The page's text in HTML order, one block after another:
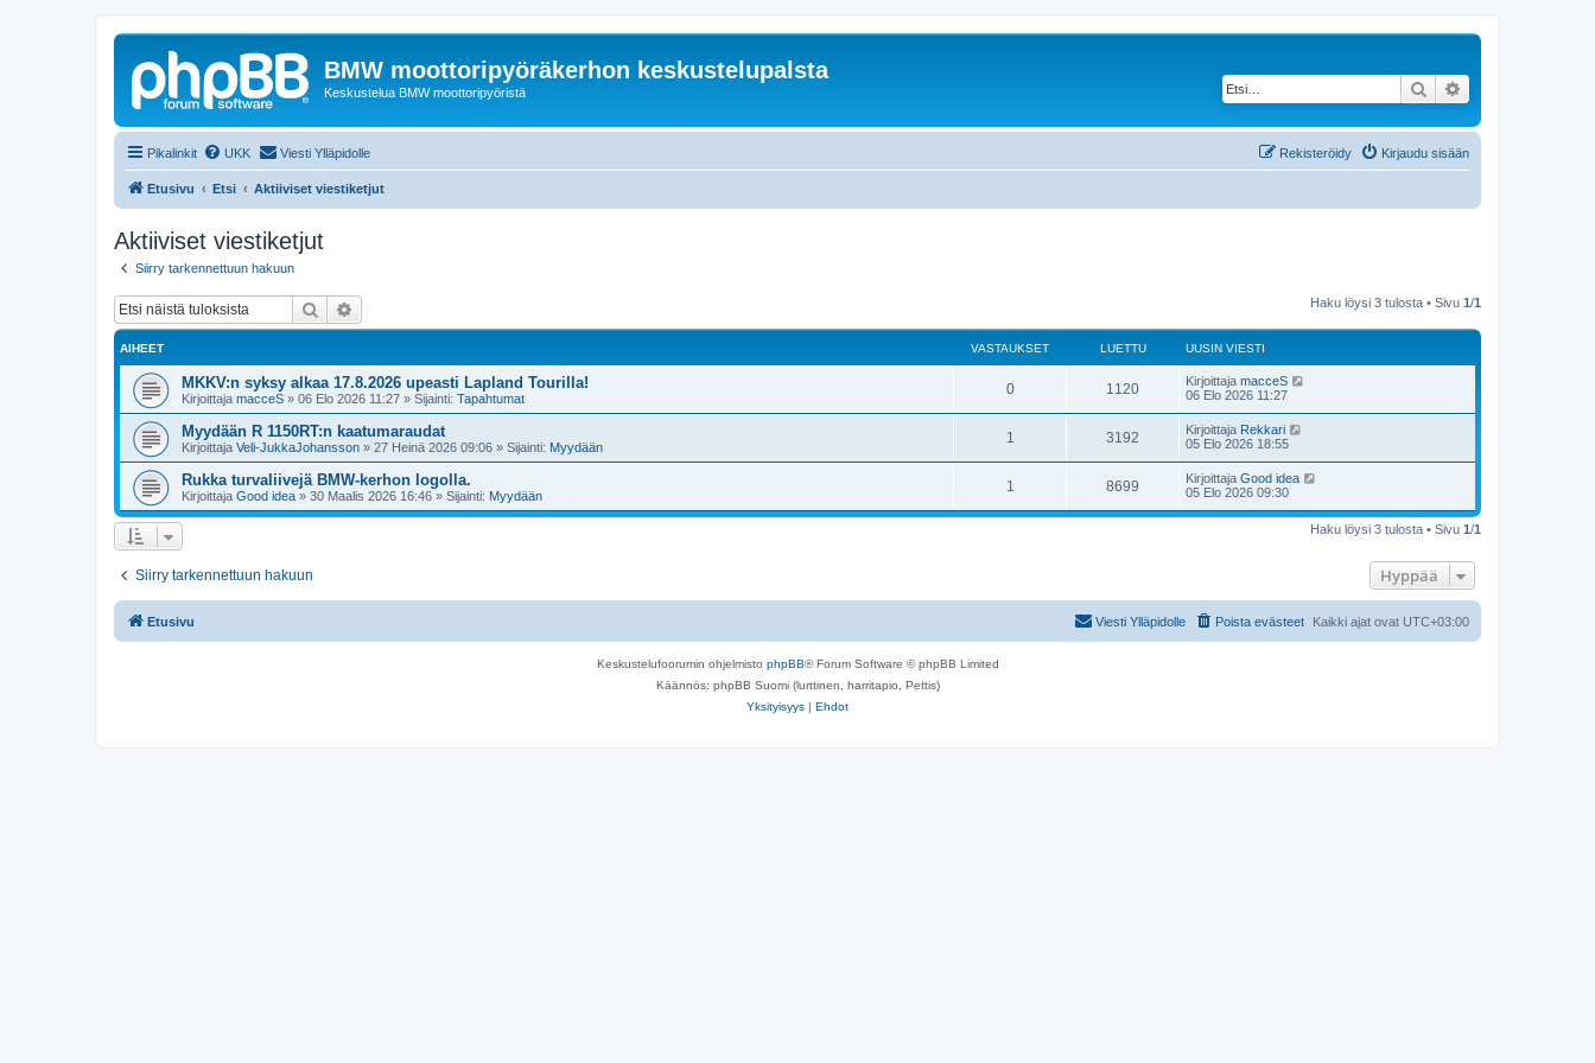
BMW moottoripyöräkerhon keskustelupalsta
Keskustelua BMW moottoripyöristä Etsi
Pikalinkit UKK Viesti Ylläpidolle Kirjaudu sisään
Rekisteröidy
Etusivu Etsi Aktiiviset viestiketjut
Aktiiviset viestiketjut
Siirry tarkennettuun hakuun
Etsi Haku löysi 3 tulosta • Sivu 1/1
AIHEET VASTAUKSET LUETTU UUSIN VIESTI
MKKV:n syksy alkaa 17.8.2026 upeasti Lapland Tourilla!
Kirjoittaja macceS » 06 Elo 2026 11:27 » Sijainti: Tapahtumat
0 1120 Kirjoittaja macceS
06 Elo 2026 11:27
Myydään R 1150RT:n kaatumaraudat
Kirjoittaja Veli-JukkaJohansson » 27 Heinä 2026 09:06 » Sijainti: Myydään
1 3192 Kirjoittaja Rekkari
05 Elo 2026 18:55
Rukka turvaliivejä BMW-kerhon logolla.
Kirjoittaja Good idea » 30 Maalis 2026 16:46 » Sijainti: Myydään
1 8699 Kirjoittaja Good idea
05 Elo 2026 09:30
Haku löysi 3 tulosta • Sivu 1/1
Siirry tarkennettuun hakuun Hyppää
Etusivu Kaikki ajat ovat UTC+03:00
Poista evästeet
Viesti Ylläpidolle
Keskustelufoorumin ohjelmisto phpBB® Forum Software © phpBB Limited
Käännös: phpBB Suomi (lurttinen, harritapio, Pettis)
Yksityisyys | Ehdot